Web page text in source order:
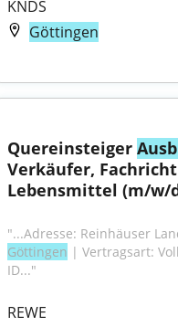
KNDS
Göttingen
Quereinsteiger
Verkäufer,
Lebensmittel (m/w/
Göttingen | Vertragsart:
ID..."
REWE